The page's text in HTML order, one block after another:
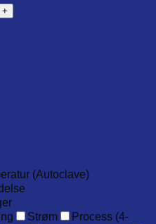
(Autoclave)
Strøm
Process (4-